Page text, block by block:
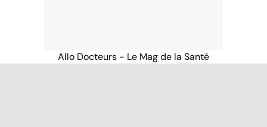
Allo Docteurs - Le Mag de la Santé